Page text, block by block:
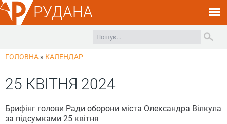
РУДАНА
ГОЛОВНА » КАЛЕНДАР
25 КВІТНЯ 2024
Брифінг голови Ради оборони міста Олександра Вілкула
за підсумками 25 квітня